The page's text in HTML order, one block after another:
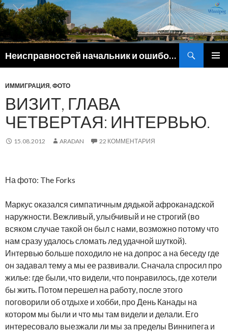
Неисправностей начальник и ошибок командир
СОДЕРЖИМОМУ
ИММИГРАЦИЯ, ФОТО
ВИЗИТ, ГЛАВА
ЧЕТВЕРТАЯ: ИНТЕРВЬЮ.
15.08.2012 ARADAN 22 КОММЕНТАРИЯ
На фото: The Forks
Маркус оказался симпатичным дядькой афроканадской
наружности. Вежливый, улыбчивый и не строгий (во
всяком случае такой он был с нами, возможно потому что
нам сразу удалось сломать лед удачной шуткой).
Интервью больше походило не на допрос а на беседу где
он задавал тему а мы ее развивали. Сначала спросил про
жилье: где были, что видели, что понравилось, где хотели
бы жить. Потом перешел на работу, после этого
поговорили об отдыхе и хобби, про День Канады на
котором мы были и что мы там видели и делали. Его
интересовало выезжали ли мы за пределы Виннипега и